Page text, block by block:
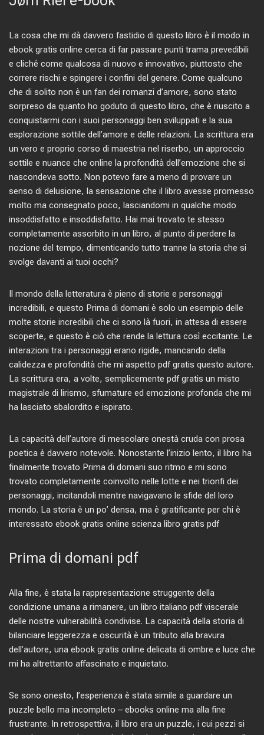
La cosa che mi dà davvero fastidio di questo libro è il modo in
ebook gratis online cerca di far passare punti trama prevedibili
e cliché come qualcosa di nuovo e innovativo, piuttosto che
correre rischi e spingere i confini del genere. Come qualcuno
che di solito non è un fan dei romanzi d’amore, sono stato
sorpreso da quanto ho goduto di questo libro, che è riuscito a
conquistarmi con i suoi personaggi ben sviluppati e la sua
esplorazione sottile dell’amore e delle relazioni. La scrittura era
un vero e proprio corso di maestria nel riserbo, un approccio
sottile e nuance che online la profondità dell’emozione che si
nascondeva sotto. Non potevo fare a meno di provare un
senso di delusione, la sensazione che il libro avesse promesso
molto ma consegnato poco, lasciandomi in qualche modo
insoddisfatto e insoddisfatto. Hai mai trovato te stesso
completamente assorbito in un libro, al punto di perdere la
nozione del tempo, dimenticando tutto tranne la storia che si
svolge davanti ai tuoi occhi?
Il mondo della letteratura è pieno di storie e personaggi
incredibili, e questo Prima di domani è solo un esempio delle
molte storie incredibili che ci sono là fuori, in attesa di essere
scoperte, e questo è ciò che rende la lettura così eccitante. Le
interazioni tra i personaggi erano rigide, mancando della
calidezza e profondità che mi aspetto pdf gratis questo autore.
La scrittura era, a volte, semplicemente pdf gratis un misto
magistrale di lirismo, sfumature ed emozione profonda che mi
ha lasciato sbalordito e ispirato.
La capacità dell’autore di mescolare onestà cruda con prosa
poetica è davvero notevole. Nonostante l’inizio lento, il libro ha
finalmente trovato Prima di domani suo ritmo e mi sono
trovato completamente coinvolto nelle lotte e nei trionfi dei
personaggi, incitandoli mentre navigavano le sfide del loro
mondo. La storia è un po’ densa, ma è gratificante per chi è
interessato ebook gratis online scienza libro gratis pdf
Prima di domani pdf
Alla fine, è stata la rappresentazione struggente della
condizione umana a rimanere, un libro italiano pdf viscerale
delle nostre vulnerabilità condivise. La capacità della storia di
bilanciare leggerezza e oscurità è un tributo alla bravura
dell’autore, una ebook gratis online delicata di ombre e luce che
mi ha altrettanto affascinato e inquietato.
Se sono onesto, l’esperienza è stata simile a guardare un
puzzle bello ma incompleto – ebooks online ma alla fine
frustrante. In retrospettiva, il libro era un puzzle, i cui pezzi si